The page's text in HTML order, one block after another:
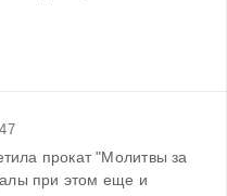
прокат "Молитвы за
при этом еще и